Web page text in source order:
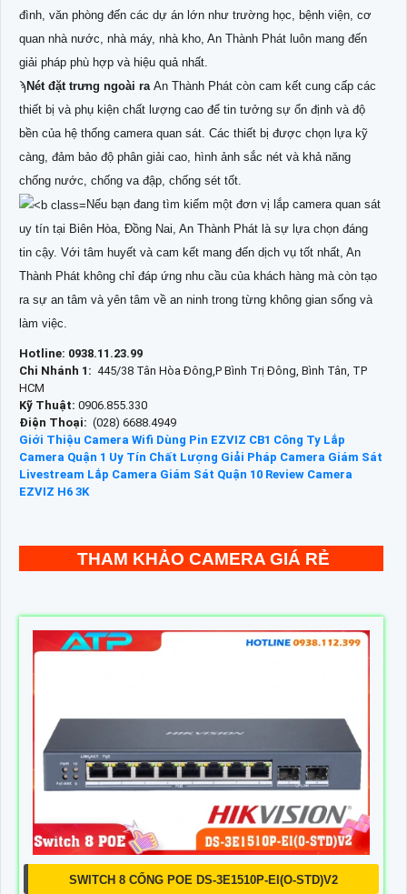
đình, văn phòng đến các dự án lớn như trường học, bệnh viện, cơ
quan nhà nước, nhà máy, nhà kho, An Thành Phát luôn mang đến
giải pháp phù hợp và hiệu quả nhất.
ϡNét đặt trưng ngoài ra An Thành Phát còn cam kết cung cấp các
thiết bị và phụ kiện chất lượng cao để tin tưởng sự ổn định và độ
bền của hệ thống camera quan sát. Các thiết bị được chọn lựa kỹ
càng, đảm bảo độ phân giải cao, hình ảnh sắc nét và khả năng
chống nước, chống va đập, chống sét tốt.
Nếu bạn đang tìm kiếm một đơn vị lắp camera quan sát
uy tín tại Biên Hòa, Đồng Nai, An Thành Phát là sự lựa chọn đáng
tin cậy. Với tâm huyết và cam kết mang đến dịch vụ tốt nhất, An
Thành Phát không chỉ đáp ứng nhu cầu của khách hàng mà còn tạo
ra sự an tâm và yên tâm về an ninh trong từng không gian sống và
làm việc.
Hotline: 0938.11.23.99
Chi Nhánh 1: 445/38 Tân Hòa Đông,P Bình Trị Đông, Bình Tân, TP
HCM
Kỹ Thuật: 0906.855.330
Điện Thoại: (028) 6688.4949
Giới Thiệu Camera Wifi Dùng Pin EZVIZ CB1 Công Ty Lắp
Camera Quận 1 Uy Tín Chất Lượng Giải Pháp Camera Giám Sát
Livestream Lắp Camera Giám Sát Quận 10 Review Camera
EZVIZ H6 3K
THAM KHẢO CAMERA GIÁ RẺ
SWITCH 8 CỔNG POE DS-3E1510P-EI(O-STD)V2